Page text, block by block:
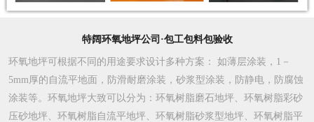
特阔环氧地坪公司·包工包料包验收
环氧地坪可根据不同的用途要求设计多种方案 ： 如薄层涂装，1－
5mm厚的自流平地面，防滑耐磨涂装，砂浆型涂装，防静电，防腐蚀
涂装等。环氧地坪大致可以分为：环氧树脂磨石地坪、环氧树脂彩砂
压砂地坪、环氧树脂自流平地坪、环氧树脂砂浆型地坪、环氧树脂平